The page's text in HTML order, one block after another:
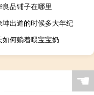
良品铺子在哪里
坤出道的时候多大年纪
如何躺着喂宝宝奶
☚